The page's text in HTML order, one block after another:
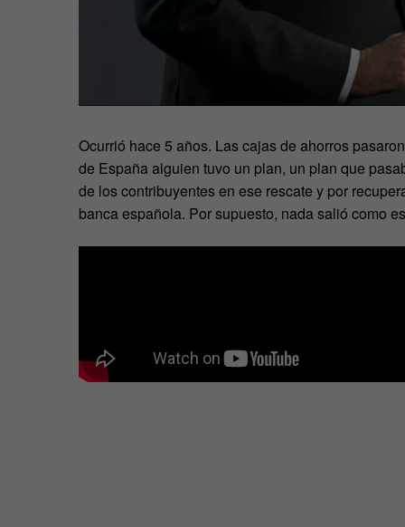
Ocurrió hace 5 años. Las cajas de ahorros
de España alguien tuvo un plan, un plan que
de los contribuyentes en ese rescate y por
banca española. Por supuesto, nada salió como